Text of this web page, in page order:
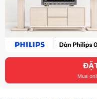
Mua